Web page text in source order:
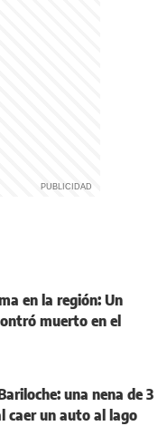
en la región: Un
muerto en el
una nena de 3
caer un auto al lago